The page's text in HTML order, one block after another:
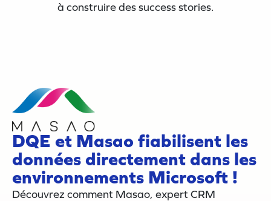
à construire des success stories.
DQE et Masao fiabilisent les
données directement dans les
environnements Microsoft !
Découvrez comment Masao, expert CRM